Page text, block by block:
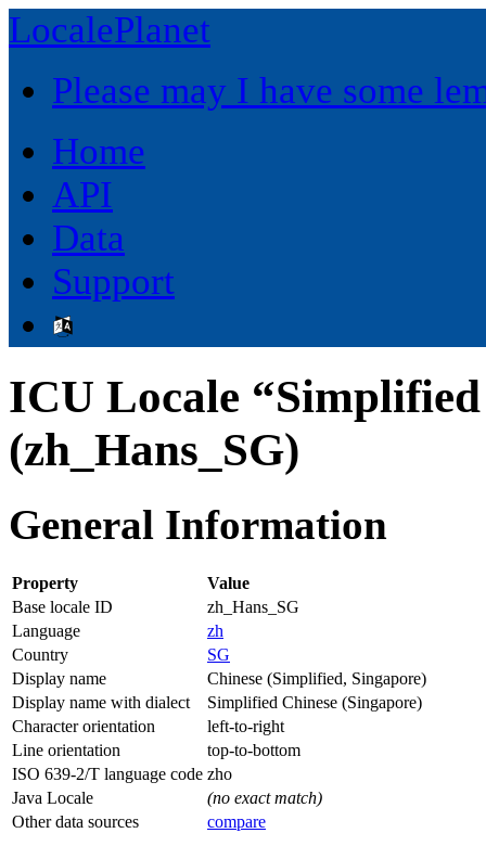
LocalePlanet
Please may I have some
Home
API
Data
Support
ICU Locale
(zh_Hans_SG)
General Information
Property
Value
Base locale ID
zh_Hans_SG
Language
zh
Country
SG
Display name
Chinese (Simplified, Singapore)
Display name with dialect
Simplified Chinese (Singapore)
Character orientation
left-to-right
Line orientation
top-to-bottom
ISO 639-2/T language code zho
Java Locale
(no exact match)
Other data sources
compare